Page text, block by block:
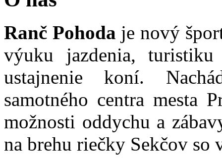
Ranč Pohoda je nový
výuku jazdenia,
ustajnenie koní.
samotného centra mesta
možnosti oddychu a
na brehu riečky Sekčov so